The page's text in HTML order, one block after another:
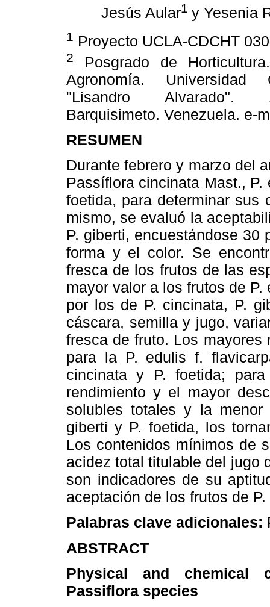
Jesús Aular1 y Yesenia
1 Proyecto UCLA-CDCHT
2
Posgrado de
Agronomía. Universidad
"Lisandro Alvarado".
Barquisimeto. Venezuela. e-
RESUMEN
Durante febrero y marzo del
Passíflora cincinata Mast.,
foetida, para determinar sus
mismo, se evaluó la
P. giberti, encuestándose 30
forma y el color. Se
fresca de los frutos de las
mayor valor a los frutos de
por los de P. cincinata, P.
cáscara, semilla y jugo,
fresca de fruto. Los mayores
para la P. edulis f.
cincinata y P. foetida;
rendimiento y el mayor
solubles totales y la
giberti y P. foetida, los
Los contenidos mínimos de
acidez total titulable del jugo
son indicadores de su
aceptación de los frutos de
Palabras clave adicionales:
ABSTRACT
Physical and chemical
Passiflora species